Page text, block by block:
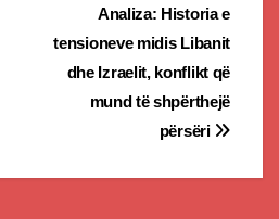
Analiza: Historia e
tensioneve midis Libanit
dhe Izraelit, konflikt që
mund të shpërthejë
përsëri